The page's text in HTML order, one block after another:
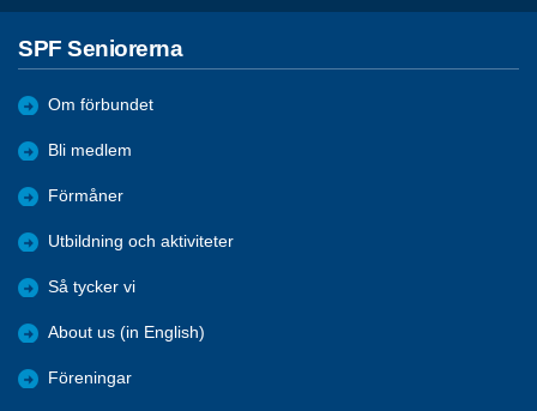
SPF Seniorerna
Om förbundet
Bli medlem
Förmåner
Utbildning och aktiviteter
Så tycker vi
About us (in English)
Föreningar